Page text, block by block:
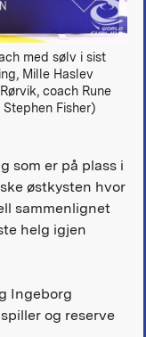
med sølv i sist
Mille Haslev
coach Rune
Fisher)
som er på plass i
østkysten hvor
sammenlignet
helg igjen
Ingeborg
og reserve